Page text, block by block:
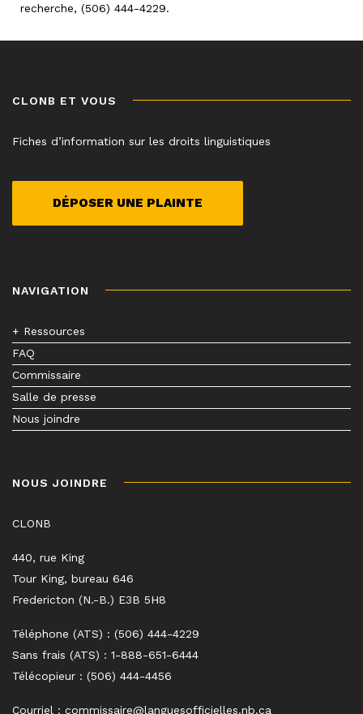
recherche, (506) 444-4229.
CLONB ET VOUS
Fiches d’information sur les droits linguistiques
DÉPOSER UNE PLAINTE
NAVIGATION
+ Ressources
FAQ
Commissaire
Salle de presse
Nous joindre
NOUS JOINDRE
CLONB
440, rue King
Tour King, bureau 646
Fredericton (N.-B.) E3B 5H8
Téléphone (ATS) : (506) 444-4229
Sans frais (ATS) : 1-888-651-6444
Télécopieur : (506) 444-4456
Courriel : commissaire@languesofficielles.nb.ca